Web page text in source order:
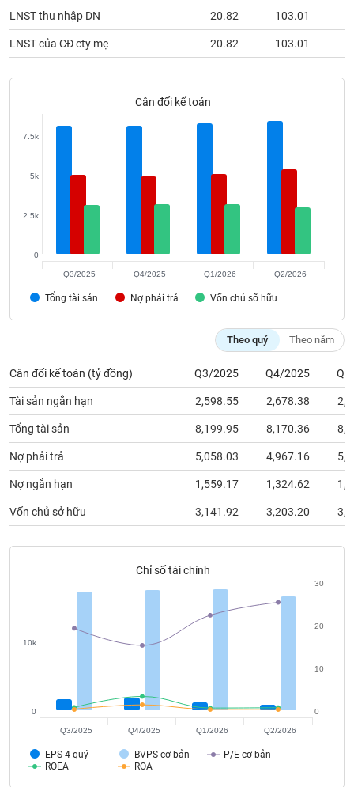
LNST thu nhập DN 20.82 103.01
LNST của CĐ cty mẹ 20.82 103.01
Cân đối kế toán
Tổng tài sản Nợ phải trả Vốn chủ sỡ hữu
0
2.5k
5k
7.5k
Q3/2025 Q4/2025 Q1/2026 Q2/2026
Theo quý Theo năm
Cân đối kế toán (tỷ đồng) Q3/2025 Q4/2025
Tài sản ngắn hạn 2,598.55 2,678.38
Tổng tài sản 8,199.95 8,170.36
Nợ phải trả 5,058.03 4,967.16
Nợ ngắn hạn 1,559.17 1,324.62
Vốn chủ sở hữu 3,141.92 3,203.20
Chỉ số tài chính
EPS 4 quý BVPS cơ bản
P/E cơ bản
ROEA
ROA
0
10k
0
10
20
30
Q3/2025 Q4/2025 Q1/2026 Q2/2026
Thuật
ngữ
(-)
Dịch
Sách
cụ
đầu
tư
Truyền
thông
tài
chính